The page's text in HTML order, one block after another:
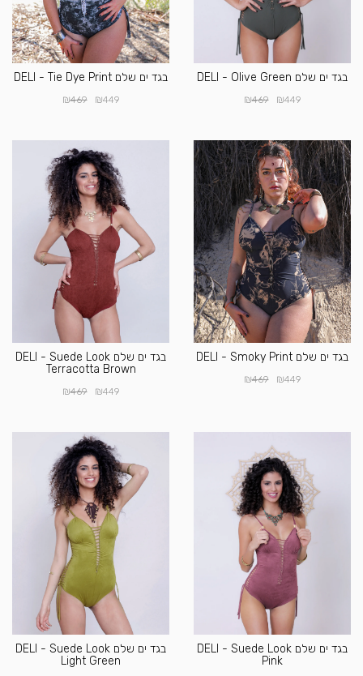
בגד ים שלם DELI - Olive Green
₪449
₪469
בגד ים שלם DELI - Tie Dye Print
₪449
₪469
בגד ים שלם DELI - Smoky Print
₪449
₪469
בגד ים שלם DELI - Suede Look
Terracotta Brown
₪449
₪469
בגד ים שלם DELI - Suede Look
Pink
בגד ים שלם DELI - Suede Look
Light Green